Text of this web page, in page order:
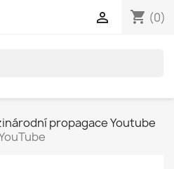
shopping_cart (0)

propagace Youtube